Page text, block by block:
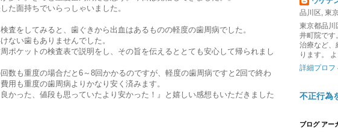
た面持ちでいらっしゃいました。
査をしてみると、歯ぐきから出血はあるものの軽度の歯周病でした。
ない歯もありませんでした。
ポケットの検査表で説明をし、その旨を伝えるととても安心して帰られまし
数も重度の場合だと6～8回かかるのですが、軽度の歯周病ですと2回で終わ
用も重度の歯周病よりかなり安く済みます。
良かった、値段も思っていたより安かった！』と嬉しい感想もいただきました
品川区, 東
東京都品川
井町院です
治療など、
ります。
詳細プロフ
不正行為
ブログ アー